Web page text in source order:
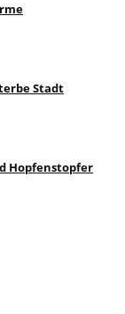
Stadt
Hopfenstopfer